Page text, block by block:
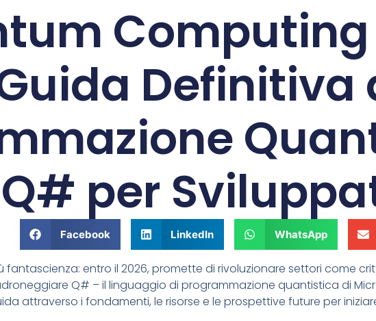
Computing
Definitiva
Q# per
Facebook LinkedIn WhatsApp
entro il 2026, promette di rivoluzionare settori come
Q# – il linguaggio di programmazione quantistica di
attraverso i fondamenti, le risorse e le prospettive future per